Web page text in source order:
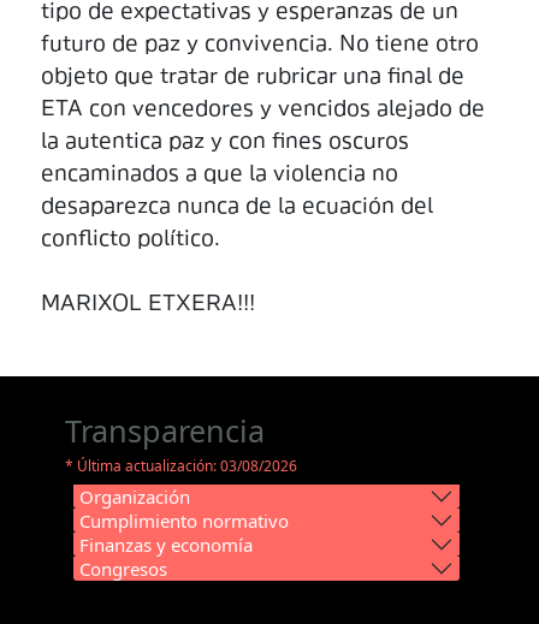
tipo de expectativas y esperanzas de un
futuro de paz y convivencia. No tiene otro
objeto que tratar de rubricar una final de
ETA con vencedores y vencidos alejado de
la autentica paz y con fines oscuros
encaminados a que la violencia no
desaparezca nunca de la ecuación del
conflicto político.
MARIXOL ETXERA!!!
Transparencia
* Última actualización: 03/08/2026
Organización
Cumplimiento normativo
Finanzas y economía
Congresos